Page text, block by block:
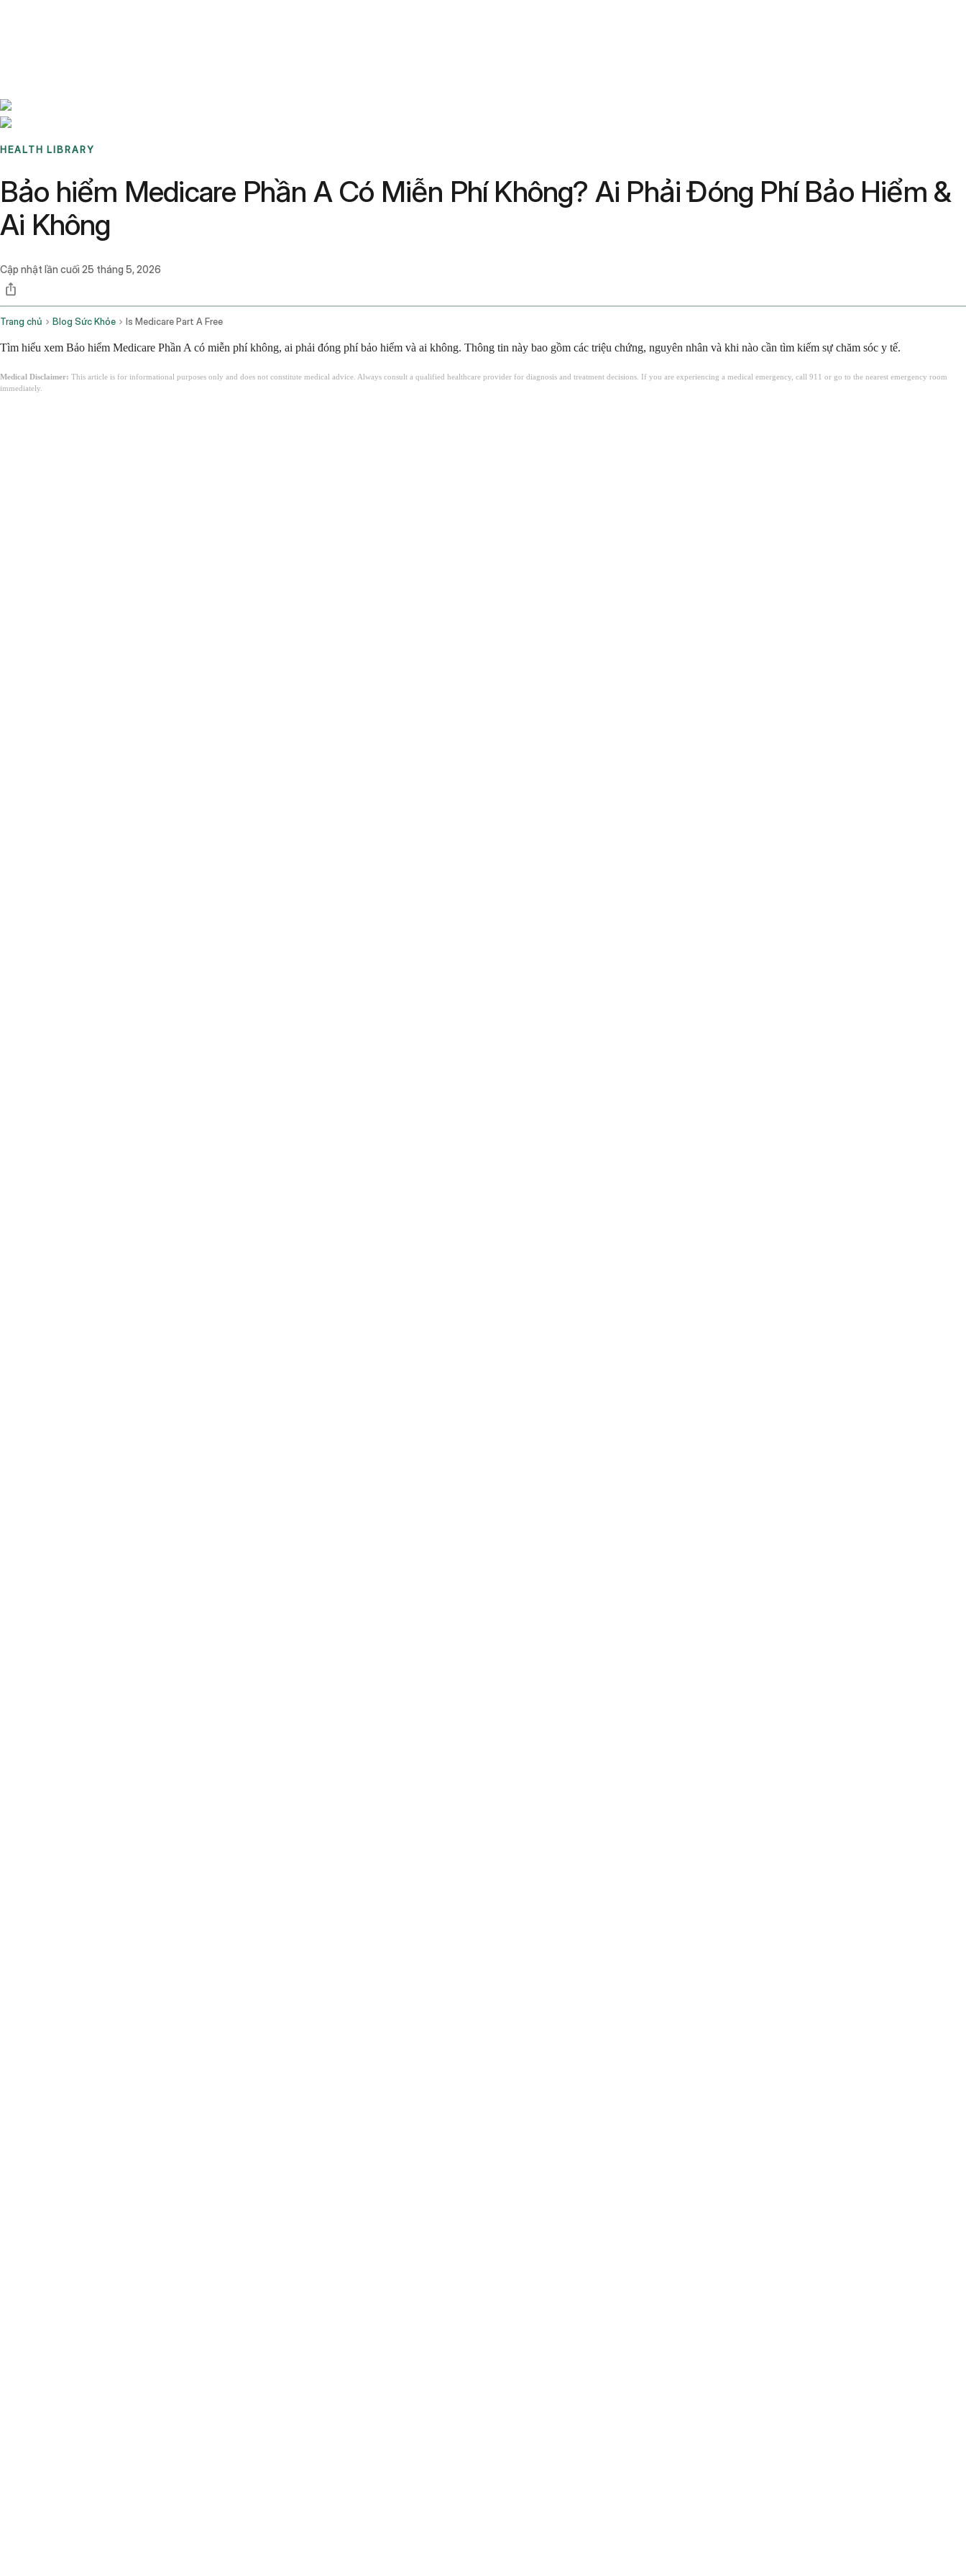
HEALTH LIBRARY
Bảo hiểm Medicare Phần A Có Miễn Phí Không? Ai Phải Đóng Phí Bảo Hiểm &
Ai Không
Cập nhật lần cuối 25 tháng 5, 2026
Trang chủ Blog Sức Khỏe Is Medicare Part A Free
Tìm hiểu xem Bảo hiểm Medicare Phần A có miễn phí không, ai phải đóng phí bảo hiểm và ai không. Thông tin này bao gồm các triệu chứng, nguyên nhân và khi nào cần tìm kiếm sự chăm sóc y tế.
Medical Disclaimer: This article is for informational purposes only and does not constitute medical advice. Always consult a qualified healthcare provider for diagnosis and treatment decisions. If you are experiencing a medical emergency, call 911 or go to the nearest emergency room
immediately.